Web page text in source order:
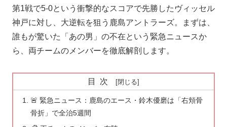
第1戦で5-0という衝撃的なスコアで先勝したヴィッセル
神戸に対し、大逆転を狙う鹿島アントラーズ。まずは、
誰もが驚いた「あの男」の不在という緊急ニュースか
ら、両チームのメンバーを徹底解剖します。
目次
🚨 緊急ニュース：鹿島のエース・鈴木優磨は「右頬骨
骨折」で全治5週間